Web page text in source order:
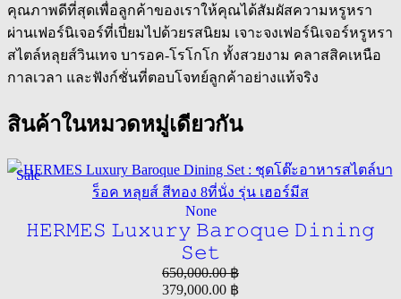
คุณภาพดีที่สุดเพื่อลูกค้าของเราให้คุณได้สัมผัสความหรูหรา
ผ่านเฟอร์นิเจอร์ที่เปี่ยมไปด้วยรสนิยม เจาะจงเฟอร์นิเจอร์หรูหรา
สไตล์หลุยส์วินเทจ บารอค-โรโกโก ทั้งสวยงาม คลาสสิคเหนือ
กาลเวลา และฟังก์ชั่นที่ตอบโจทย์ลูกค้าอย่างแท้จริง
สินค้าในหมวดหมู่เดียวกัน
Sale
None
𝙷𝙴𝚁𝙼𝙴𝚂 𝙻𝚞𝚡𝚞𝚛𝚢 𝙱𝚊𝚛𝚘𝚚𝚞𝚎 𝙳𝚒𝚗𝚒𝚗𝚐
𝚂𝚎𝚝
650,000.00฿
379,000.00 ฿